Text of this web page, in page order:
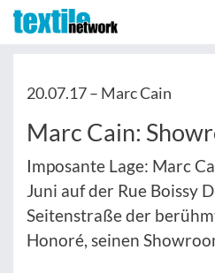
20.07.17 – Marc Cain
Marc Cain:
Imposante Lage: Marc
Juni auf der Rue Boissy
Seitenstraße der
Honoré, seinen